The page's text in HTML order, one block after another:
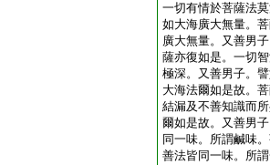
一切有情於菩薩法
如大海廣大無量。
廣大無量。又善男
薩亦復如是。一切
極深。又善男子。
大海法爾如是故。
結漏及不善知識而
爾如是故。又善男
同一味。所謂鹹味
善法皆同一味。所